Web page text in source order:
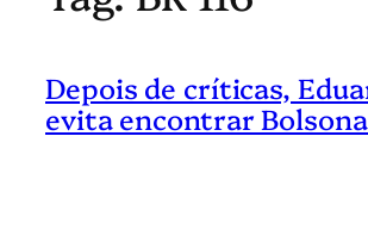
Depois de críticas,
evita encontrar